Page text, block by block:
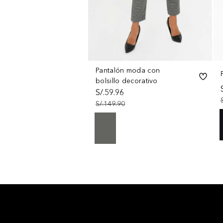
Pantalón moda con
bolsillo decorativo
S/.59.96
S/.149.90